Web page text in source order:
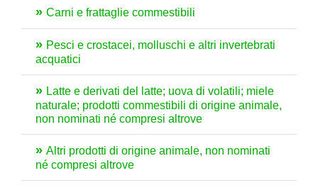
Carni e frattaglie commestibili
Pesci e crostacei, molluschi e altri invertebrati
acquatici
Latte e derivati del latte; uova di volatili; miele
naturale; prodotti commestibili di origine animale,
non nominati né compresi altrove
Altri prodotti di origine animale, non nominati
né compresi altrove